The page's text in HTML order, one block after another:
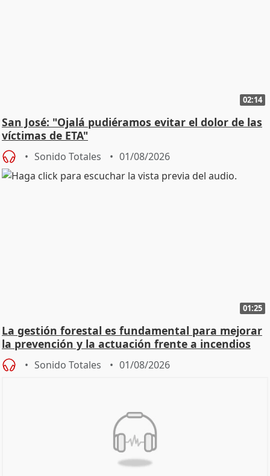
02:14
San José: "Ojalá pudiéramos evitar el dolor de las
víctimas de ETA"
Sonido Totales 01/08/2026
01:25
La gestión forestal es fundamental para mejorar
la prevención y la actuación frente a incendios
Sonido Totales 01/08/2026